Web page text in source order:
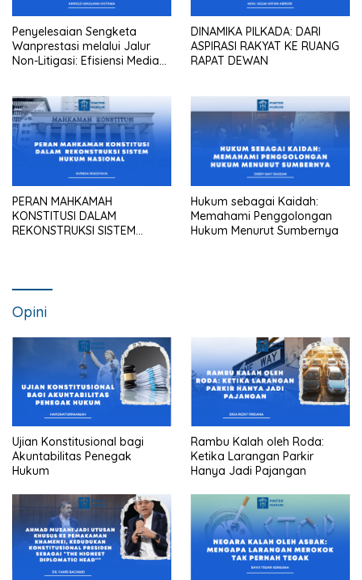
Penyelesaian Sengketa
Wanprestasi melalui Jalur
Non-Litigasi: Efisiensi Mediasi
DINAMIKA PILKADA: DARI
ASPIRASI RAKYAT KE RUANG
RAPAT DEWAN
PERAN MAHKAMAH
KONSTITUSI DALAM
REKONSTRUKSI SISTEM
Hukum sebagai Kaidah:
Memahami Penggolongan
Hukum Menurut Sumbernya
Opini
Ujian Konstitusional bagi
Akuntabilitas Penegak
Hukum
Rambu Kalah oleh Roda:
Ketika Larangan Parkir
Hanya Jadi Pajangan